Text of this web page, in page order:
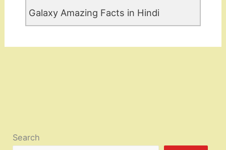
Galaxy Amazing Facts in Hindi
Search